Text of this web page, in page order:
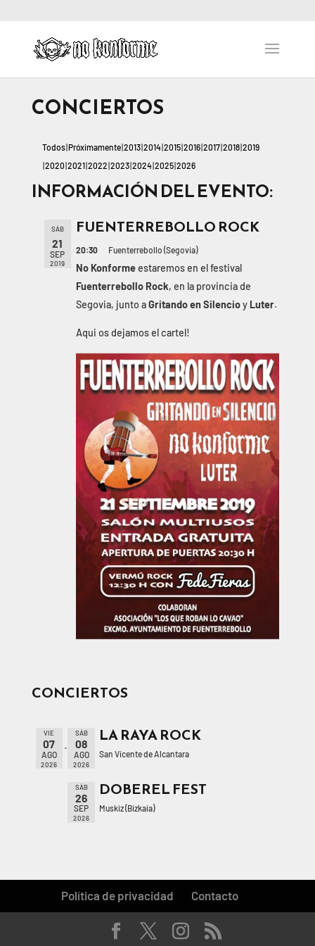
CONCIERTOS
Todos Próximamente 2013 2014 2015 2016 2017 2018 2019
2020 2021 2022 2023 2024 2025 2026
INFORMACIÓN DEL EVENTO:
SÁB
21
SEP
2019
FUENTERREBOLLO ROCK
20:30 Fuenterrebollo (Segovia)
No Konformeestaremos en el festival
Fuenterrebollo Rock, en la provincia de
Segovia, junto aGritando en Silencioy Luter.
Aqui os dejamos el cartel!
CONCIERTOS
VIE
07
AGO
2026
SÁB
08
AGO
2026
LA RAYA ROCK
San Vicente de Alcantara
SÁB
26
SEP
2026
DOBEREL FEST
Muskiz (Bizkaia)
Política de privacidad Contacto